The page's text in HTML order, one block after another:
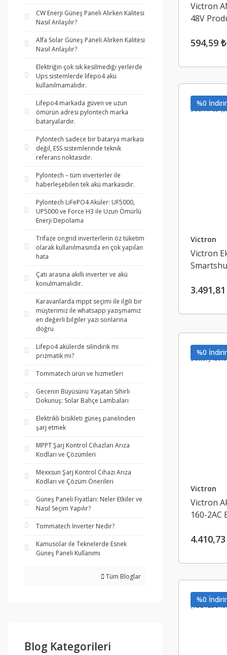
CW Enerji Güneş Paneli Alırken Kalitesi
Nasıl Anlaşılır?
Alfa Solar Güneş Paneli Alırken Kalitesi
Nasıl Anlaşılır?
Elektriğin çok sık kesilmediği yerlerde
Ups sistemlerde lifepo4 akü
kullanılmamalıdır.
Lifepo4 markada güven ve uzun
ömürün adresi pylontech marka
bataryalardır.
Pylontech sadece bir batarya markası
değil, ESS sistemlerinde teknik
referans noktasıdır.
Pylontech – tüm inverterler ile
haberleşebilen tek akü markasıdır.
Pylontech LiFePO4 Aküler: UF5000,
UP5000 ve Force H3 ile Uzun Ömürlü
Enerji Depolama
Trifaze ongrid inverterlerin öz tüketim
olarak kullanılmasında en çok yapılan
hata
Çatı arasına akıllı inverter ve akü
konulmamalıdır.
Karavanlarda mppt seçimi ile ilgili bir
müşterimiz ile whatsapp yazışmamız
en değerli bilgiler yazı sonlarına
doğru
Lifepo4 akülerde silindirik mi
prizmatik mi?
Tommatech ürün ve hizmetleri
Gecenin Büyüsünü Yaşatan Sihirli
Dokunuş: Solar Bahçe Lambaları
Elektrikli bisikleti güneş panelinden
şarj etmek
MPPT Şarj Kontrol Cihazları Arıza
Kodları ve Çözümleri
Mexxsun Şarj Kontrol Cihazı Arıza
Kodları ve Çözüm Önerileri
Güneş Paneli Fiyatları: Neler Etkiler ve
Nasıl Seçim Yapılır?
Tommatech İnverter Nedir?
Kamusolar ile Teknelerde Esnek
Güneş Paneli Kullanımı
Tüm Bloglar
Blog Kategorileri
Victron
48V
594,59 ₺
%0
Victron
Victron
%0
Victron
Victron
160-
%0